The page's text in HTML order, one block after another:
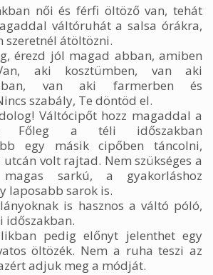
női és férfi öltöző van, tehát
váltóruhát a salsa órákra,
szeretnél átöltözni.
érezd jól magad abban, amiben
aki kosztümben, van aki
van aki farmerben és
szabály, Te döntöd el.
Váltócipőt hozz magaddal a
Főleg a téli időszakban
egy másik cipőben táncolni,
volt rajtad. Nem szükséges a
magas sarkú, a gyakorláshoz
laposabb sarok is.
is hasznos a váltó póló,
időszakban.
pedig előnyt jelenthet egy
öltözék. Nem a ruha teszi az
adjuk meg a módját.